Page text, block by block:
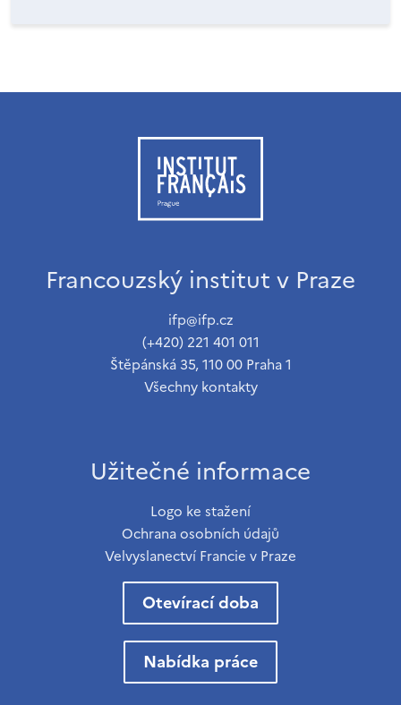
Francouzský institut v Praze
ifp@ifp.cz
(+420) 221 401 011
Štěpánská 35, 110 00 Praha 1
Všechny kontakty
Užitečné informace
Logo ke stažení
Ochrana osobních údajů
Velvyslanectví Francie v Praze
Otevírací doba
Nabídka práce